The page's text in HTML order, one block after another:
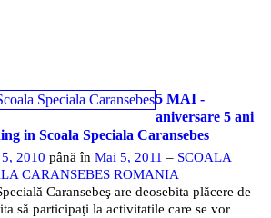
5 MAI -
aniversare 5 ani
in Scoala Speciala Caransebes
2010 până în Mai 5, 2011 – SCOALA
CARANSEBES ROMANIA
Caransebeş are deosebita plăcere de
să participaţi la activitatile care se vor